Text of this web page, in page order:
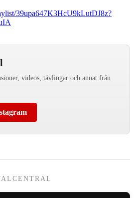
39upa647K3HcU9kLutDJ8z?
videos, tävlingar och annat från